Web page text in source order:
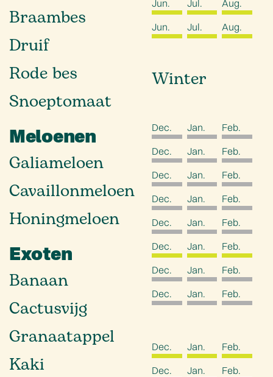
Braambes
Druif
Rode bes
Snoeptomaat
Meloenen
Galiameloen
Cavaillonmeloen
Honingmeloen
Exoten
Banaan
Cactusvijg
Granaatappel
Kaki
Jun. Jul.
Aug.
Jun.
Jul. Aug.
Winter
Dec. Jan.
Feb.
Dec.
Jan.
Feb.
Dec.
Jan.
Feb.
Dec.
Jan.
Feb.
Dec.
Jan.
Feb.
Dec.
Jan.
Feb.
Dec.
Jan.
Feb.
Dec.
Jan. Feb.
Dec. Jan.
Feb.
Dec.
Jan. Feb.